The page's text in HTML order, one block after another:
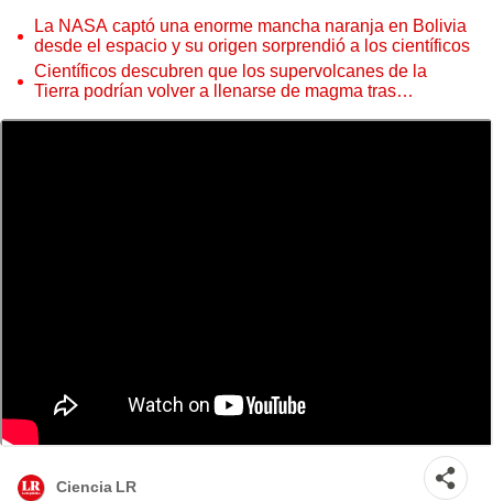
La NASA captó una enorme mancha naranja en Bolivia
desde el espacio y su origen sorprendió a los científicos
Científicos descubren que los supervolcanes de la
Tierra podrían volver a llenarse de magma tras
El asteroide 2023 BU es del tamaño de un camión pequeño y pasará muy
cerca de la superficie terrestre. Foto: referencial / NASA
Ciencia LR